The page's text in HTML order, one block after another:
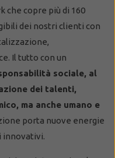
che copre più di 160
dei nostri clienti con
Il tutto con un
sociale, al
dei talenti,
ma anche umano e
porta nuove energie
innovativi.